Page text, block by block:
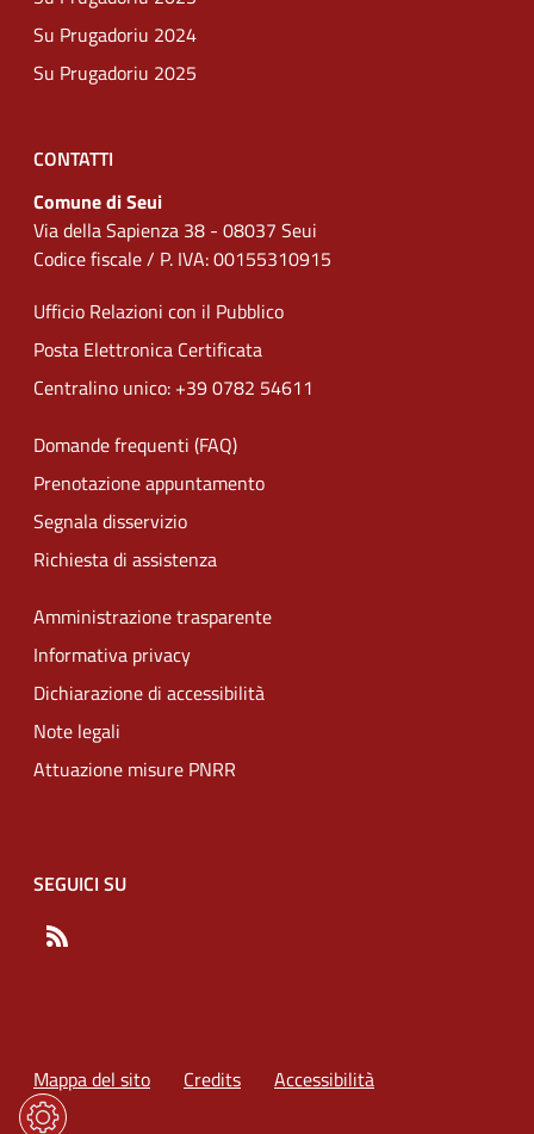
Su Prugadoriu 2024
Su Prugadoriu 2025
CONTATTI
Comune di Seui
Via della Sapienza 38 - 08037 Seui
Codice fiscale / P. IVA: 00155310915
Ufficio Relazioni con il Pubblico
Posta Elettronica Certificata
Centralino unico: +39 0782 54611
Domande frequenti (FAQ)
Prenotazione appuntamento
Segnala disservizio
Richiesta di assistenza
Amministrazione trasparente
Informativa privacy
Dichiarazione di accessibilità
Note legali
Attuazione misure PNRR
SEGUICI SU
Mappa del sito Credits Accessibilità